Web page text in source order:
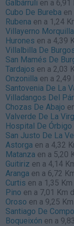
Galbárruli en a
Cubo De Bureba
Rubena en a 1,24
Villayerno
Hurones en a 4,39
Villalbilla De
San Mamés De
Tardajos en a 2,03
Onzonilla en a
Santovenia De La
Villadangos Del
Chozas De Abajo
Valverde De La
Hospital De Órbigo
San Justo De La
Astorga en a 4,32
Matanza en a 5,20
Guitiriz en a 4,14
Aranga en a 6,72
Curtis en a 1,35
Pino en a 7,01 Km
Oroso en a 9,25
Santiago De
Boqueixón en a